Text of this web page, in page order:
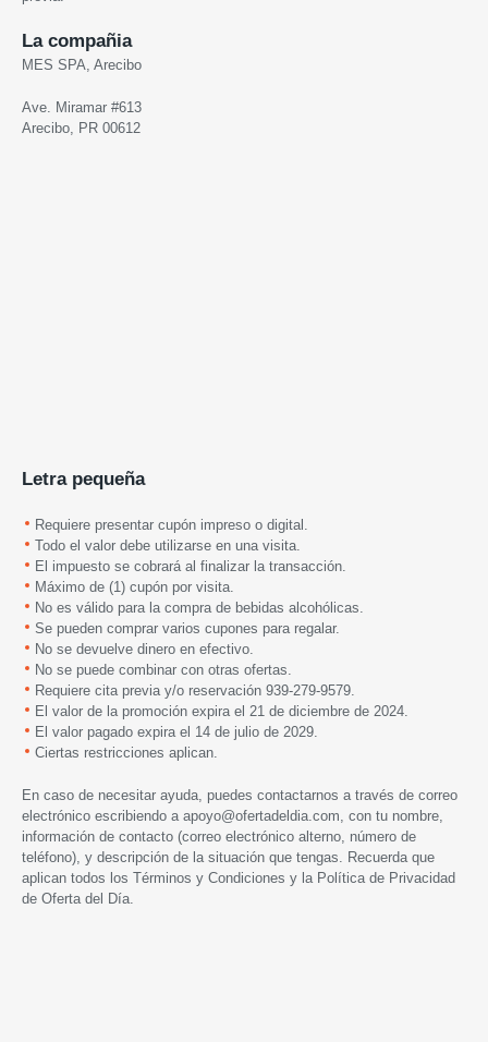
La compañia
MES SPA, Arecibo
Ave. Miramar #613
Arecibo, PR 00612
Letra pequeña
Requiere presentar cupón impreso o digital.
Todo el valor debe utilizarse en una visita.
El impuesto se cobrará al finalizar la transacción.
Máximo de (1) cupón por visita.
No es válido para la compra de bebidas alcohólicas.
Se pueden comprar varios cupones para regalar.
No se devuelve dinero en efectivo.
No se puede combinar con otras ofertas.
Requiere cita previa y/o reservación 939-279-9579
El valor de la promoción expira el 21 de diciembre de 2024.
El valor pagado expira el 14 de julio de 2029.
Ciertas restricciones aplican.
En caso de necesitar ayuda, puedes contactarnos a través de correo
electrónico escribiendo a apoyo@ofertadeldia.com , con tu nombre,
información de contacto (correo electrónico alterno, número de
teléfono), y descripción de la situación que tengas. Recuerda que
aplican todos los Términos y Condiciones y la Política de Privacidad
de Oferta del Día.